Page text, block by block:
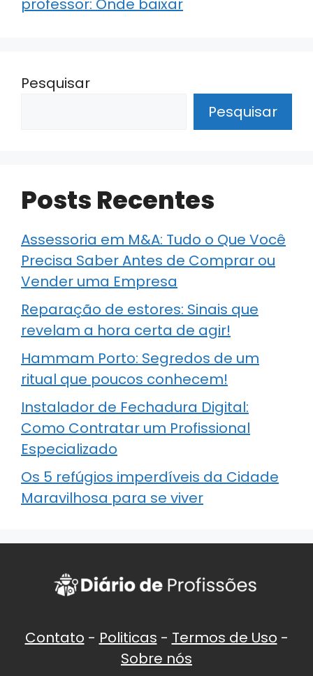
professor: Onde baixar
Pesquisar
Pesquisar
Posts Recentes
Assessoria em M&A: Tudo o Que Você
Precisa Saber Antes de Comprar ou
Vender uma Empresa
Reparação de estores: Sinais que
revelam a hora certa de agir!
Hammam Porto: Segredos de um
ritual que poucos conhecem!
Instalador de Fechadura Digital:
Como Contratar um Profissional
Especializado
Os 5 refúgios imperdíveis da Cidade
Maravilhosa para se viver
Contato - Politicas - Termos de Uso -
Sobre nós